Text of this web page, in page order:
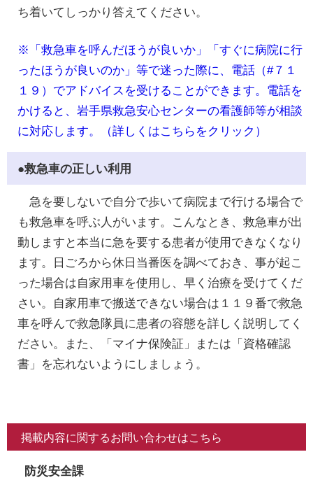
ち着いてしっかり答えてください。
※「救急車を呼んだほうが良いか」「すぐに病院に行
ったほうが良いのか」等で迷った際に、電話（#７１
１９）でアドバイスを受けることができます。電話を
かけると、岩手県救急安心センターの看護師等が相談
に対応します。（詳しくはこちらをクリック）
●救急車の正しい利用
急を要しないで自分で歩いて病院まで行ける場合で
も救急車を呼ぶ人がいます。こんなとき、救急車が出
動しますと本当に急を要する患者が使用できなくなり
ます。日ごろから休日当番医を調べておき、事が起こ
った場合は自家用車を使用し、早く治療を受けてくだ
さい。自家用車で搬送できない場合は１１９番で救急
車を呼んで救急隊員に患者の容態を詳しく説明してく
ださい。また、「マイナ保険証」または「資格確認
書」を忘れないようにしましょう。
掲載内容に関するお問い合わせはこちら
防災安全課